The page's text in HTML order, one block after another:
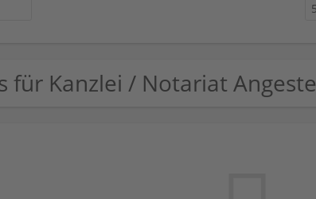
für Kanzlei / Notariat